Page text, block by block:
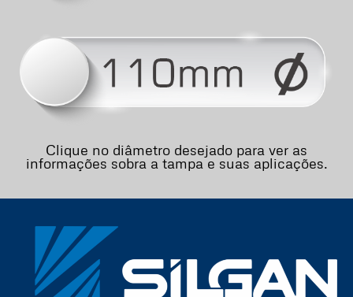
Clique no diâmetro desejado para ver as
informações sobra a tampa e suas aplicações.